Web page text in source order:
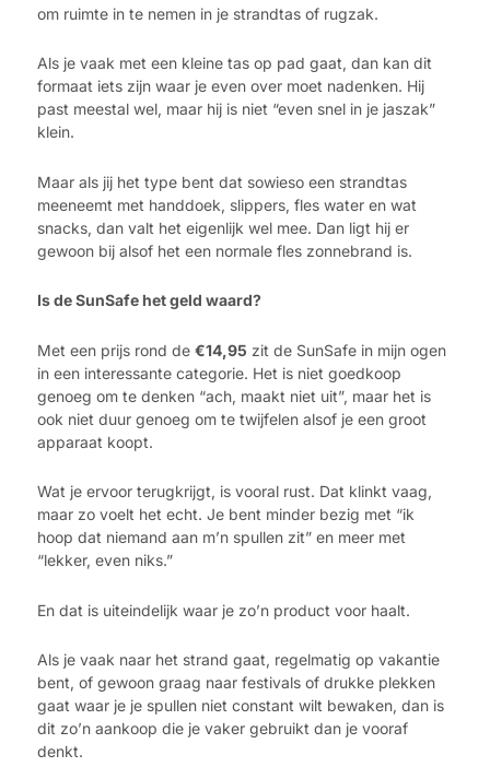
om ruimte in te nemen in je strandtas of rugzak.
Als je vaak met een kleine tas op pad gaat, dan kan dit
formaat iets zijn waar je even over moet nadenken. Hij
past meestal wel, maar hij is niet “even snel in je jaszak”
klein.
Maar als jij het type bent dat sowieso een strandtas
meeneemt met handdoek, slippers, fles water en wat
snacks, dan valt het eigenlijk wel mee. Dan ligt hij er
gewoon bij alsof het een normale fles zonnebrand is.
Is de SunSafe het geld waard?
Met een prijs rond de €14,95 zit de SunSafe in mijn ogen
in een interessante categorie. Het is niet goedkoop
genoeg om te denken “ach, maakt niet uit”, maar het is
ook niet duur genoeg om te twijfelen alsof je een groot
apparaat koopt.
Wat je ervoor terugkrijgt, is vooral rust. Dat klinkt vaag,
maar zo voelt het echt. Je bent minder bezig met “ik
hoop dat niemand aan m’n spullen zit” en meer met
“lekker, even niks.”
En dat is uiteindelijk waar je zo’n product voor haalt.
Als je vaak naar het strand gaat, regelmatig op vakantie
bent, of gewoon graag naar festivals of drukke plekken
gaat waar je je spullen niet constant wilt bewaken, dan is
dit zo’n aankoop die je vaker gebruikt dan je vooraf
denkt.